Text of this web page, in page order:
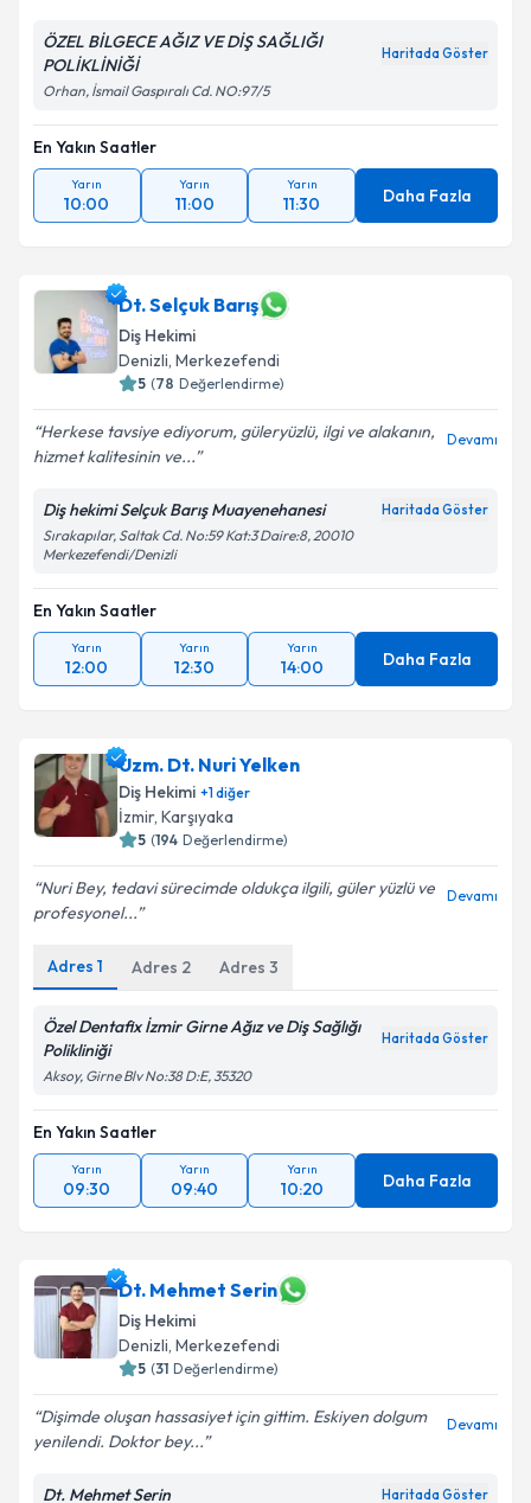
ÖZEL BİLGECE AĞIZ VE DİŞ SAĞLIĞI
POLİKLİNİĞİ
Haritada Göster
Orhan, İsmail Gaspıralı Cd. NO:97/5
En Yakın Saatler
Yarın
10:00
Yarın
11:00
Yarın
11:30 Daha Fazla
Dt. Selçuk Barış
Diş Hekimi
Denizli, Merkezefendi
5 (78 Değerlendirme)
Herkese tavsiye ediyorum, güleryüzlü, ilgi ve alakanın,
hizmet kalitesinin ve...
Devamı
Diş hekimi Selçuk Barış Muayenehanesi Haritada Göster
Sırakapılar, Saltak Cd. No:59 Kat:3 Daire:8, 20010
Merkezefendi/Denizli
En Yakın Saatler
Yarın
12:00
Yarın
12:30
Yarın
14:00 Daha Fazla
Uzm. Dt. Nuri Yelken
Diş Hekimi +1diğer
İzmir, Karşıyaka
5 (194 Değerlendirme)
Nuri Bey, tedavi sürecimde oldukça ilgili, güler yüzlü ve
profesyonel...
Devamı
Adres 1 Adres 2 Adres 3
Özel Dentafix İzmir Girne Ağız ve Diş Sağlığı
Polikliniği
Haritada Göster
Aksoy, Girne Blv No:38 D:E, 35320
En Yakın Saatler
Yarın
09:30
Yarın
09:40
Yarın
10:20 Daha Fazla
Dt. Mehmet Serin
Diş Hekimi
Denizli, Merkezefendi
5 (31 Değerlendirme)
Dişimde oluşan hassasiyet için gittim. Eskiyen dolgum
yenilendi. Doktor bey...
Devamı
Dt. Mehmet Serin Haritada Göster